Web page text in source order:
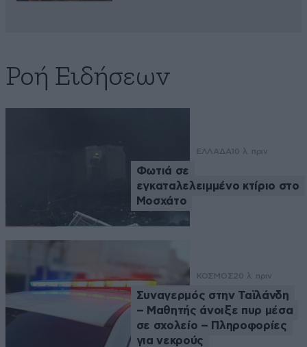
Ροή Ειδήσεων
ΕΛΛΑΔΑ 10 λ. πριν
Φωτιά σε
εγκαταλελειμμένο κτίριο στο
Μοσχάτο
ΚΟΣΜΟΣ20 λ. πριν
Συναγερμός στην Ταϊλάνδη
– Μαθητής άνοιξε πυρ μέσα
σε σχολείο – Πληροφορίες
για νεκρούς